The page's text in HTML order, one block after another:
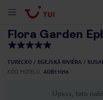
Flora Garden
TURECKO EGEJSKÁ RIVIÉRA
KÓD HOTELU
ADB11056
Upsss, tato